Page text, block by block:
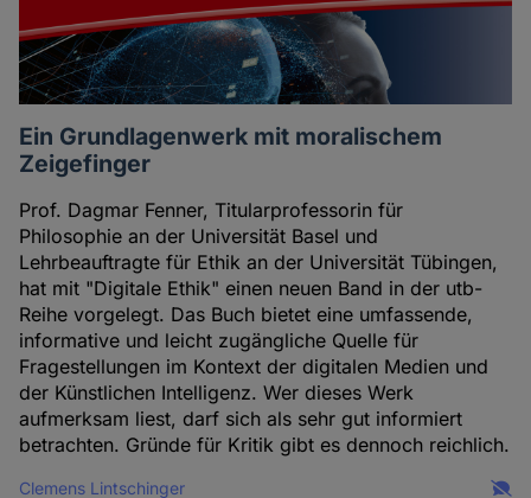
Ein Grundlagenwerk mit moralischem
Zeigefinger
Prof. Dagmar Fenner, Titularprofessorin für
Philosophie an der Universität Basel und
Lehrbeauftragte für Ethik an der Universität Tübingen,
hat mit "Digitale Ethik" einen neuen Band in der utb-
Reihe vorgelegt. Das Buch bietet eine umfassende,
informative und leicht zugängliche Quelle für
Fragestellungen im Kontext der digitalen Medien und
der Künstlichen Intelligenz. Wer dieses Werk
aufmerksam liest, darf sich als sehr gut informiert
betrachten. Gründe für Kritik gibt es dennoch reichlich.
Clemens Lintschinger